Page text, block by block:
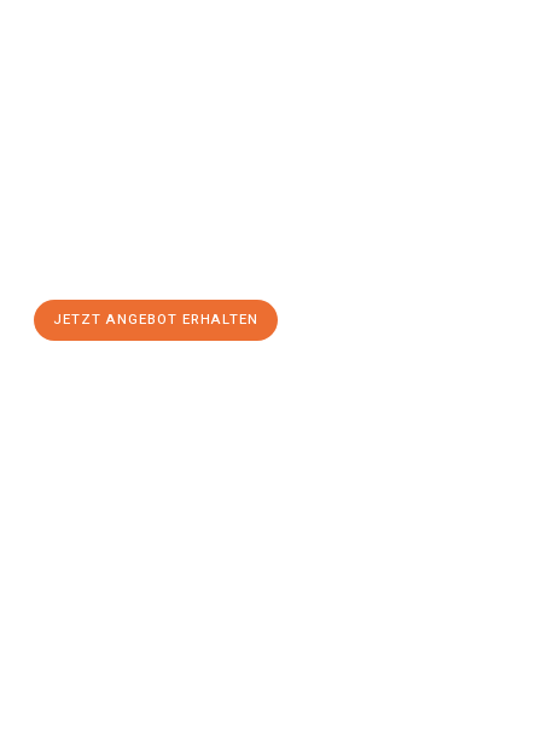
JETZT ANGEBOT ERHALTEN